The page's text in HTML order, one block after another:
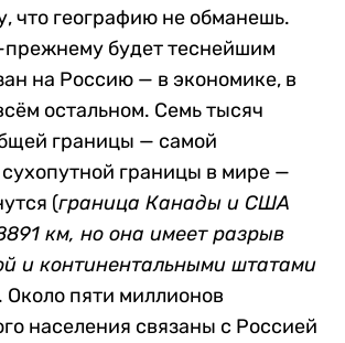
что географию не обманешь.
прежнему будет теснейшим
на Россию — в экономике, в
остальном. Семь тысяч
границы — самой
границы в мире —
(граница Канады и США
км, но она имеет разрыв
и континентальными штатами
Около пяти миллионов
населения связаны с Россией